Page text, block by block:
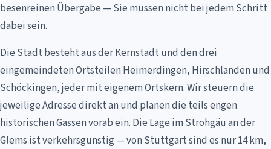
besenreinen Übergabe — Sie müssen nicht bei jedem Schritt
dabei sein.
Die Stadt besteht aus der Kernstadt und den drei
eingemeindeten Ortsteilen Heimerdingen, Hirschlanden und
Schöckingen, jeder mit eigenem Ortskern. Wir steuern die
jeweilige Adresse direkt an und planen die teils engen
historischen Gassen vorab ein. Die Lage im Strohgäu an der
Glems ist verkehrsgünstig — von Stuttgart sind es nur 14 km,